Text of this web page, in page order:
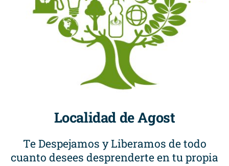
Localidad de Agost
Te Despejamos y Liberamos de todo
cuanto desees desprenderte en tu propia